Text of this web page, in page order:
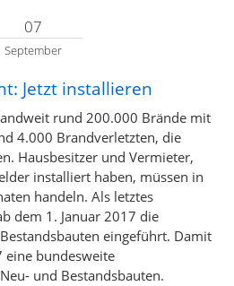
07
September
Jetzt installieren
rund 200.000 Brände mit
4.000 Brandverletzten, die
Hausbesitzer und Vermieter,
installiert haben, müssen in
handeln. Als letztes
dem 1. Januar 2017 die
eingeführt. Damit
eine bundesweite
und Bestandsbauten.